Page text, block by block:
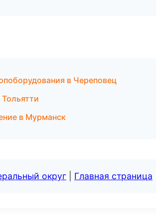
в Череповец
в Мурманск
округ Главная страница